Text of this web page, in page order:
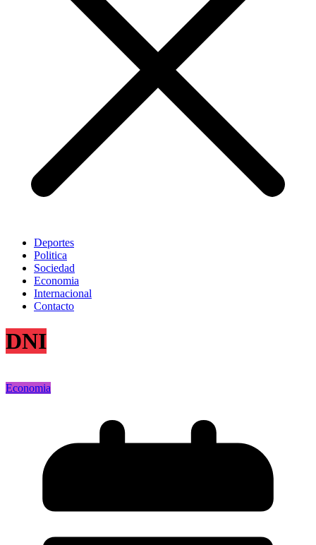
Deportes
Politica
Sociedad
Economia
Internacional
Contacto
DNI
Economia